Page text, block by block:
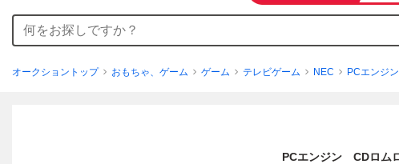
オークショントップ おもちゃ、ゲーム ゲーム テレビゲーム NEC PCエンジン
PCエンジン CDロム